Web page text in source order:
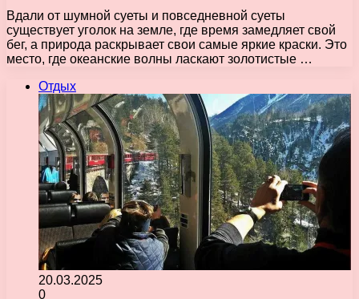
Вдали от шумной суеты и повседневной суеты
существует уголок на земле, где время замедляет свой
бег, а природа раскрывает свои самые яркие краски. Это
место, где океанские волны ласкают золотистые …
Отдых
20.03.2025
0